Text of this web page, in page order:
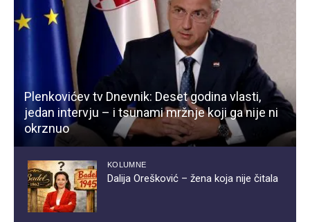
Plenkovićev tv Dnevnik: Deset godina vlasti,
jedan intervju – i tsunami mržnje koji ga nije ni
okrznuo
KOLUMNE
Dalija Orešković – žena koja nije čitala